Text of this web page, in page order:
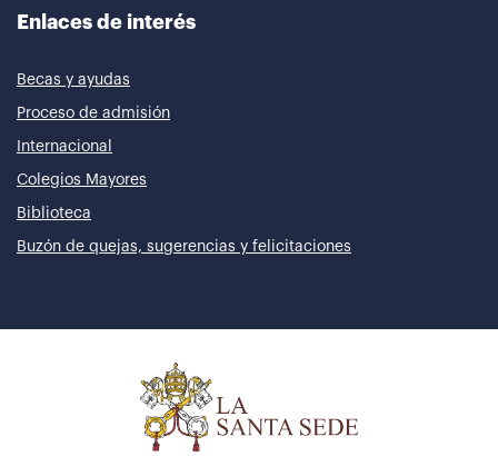
Enlaces de interés
Becas y ayudas
Proceso de admisión
Internacional
Colegios Mayores
Biblioteca
Buzón de quejas, sugerencias y felicitaciones